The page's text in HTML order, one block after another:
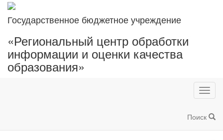
Государственное бюджетное учреждение
«Региональный центр обработки
информации и оценки качества
образования»
Поиск